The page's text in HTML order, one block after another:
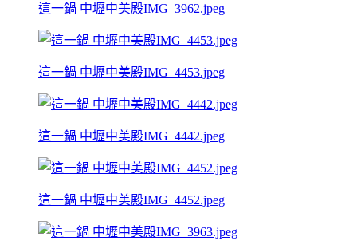
這一鍋 中壢中美殿IMG_3962.jpeg
這一鍋 中壢中美殿IMG_4453.jpeg
這一鍋 中壢中美殿IMG_4442.jpeg
這一鍋 中壢中美殿IMG_4452.jpeg